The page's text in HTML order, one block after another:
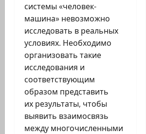
системы «человек-
машина» невозможно
исследовать в реальных
условиях. Необходимо
организовать такие
исследования и
соответствующим
образом представить
их результаты, чтобы
выявить взаимосвязь
между многочисленными